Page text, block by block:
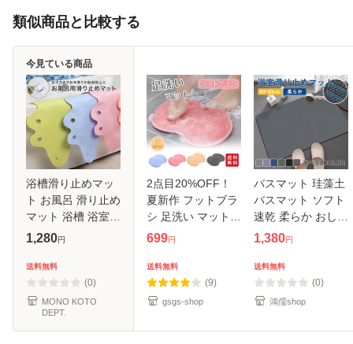
類似商品と比較する
浴槽滑り止めマッ
ト お風呂 滑り止め
マット 浴槽 浴室
速乾 洗濯 カット
き クリア 透明 ホ
ワイト 転倒 事故防
止 お風
1,280円
送料無料
(0)
MONO KOTO
DEPT.
今見ている商品
2点目20%OFF！
夏新作 フットブラ
シ 足洗い マット
足裏ケア マッサー
シ かかと 角質ケア
つるつる 洗う お風
呂 洗浄 臭
699円
送料無料
(9)
gsgs-shop
バスマット 珪藻土
バスマット ソフト
速乾 柔らか おしゃ
れ 速乾 割れない
お風呂 水切りマッ
ト キッチン 吸水
浴室マ
1,380円
送料無料
(0)
鴻儒shop